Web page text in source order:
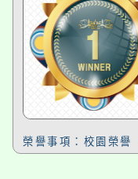
榮譽事項：校園榮譽